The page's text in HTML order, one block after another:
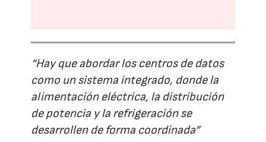
“Hay que abordar los centros de datos
como un sistema integrado, donde la
alimentación eléctrica, la distribución
de potencia y la refrigeración se
desarrollen de forma coordinada”